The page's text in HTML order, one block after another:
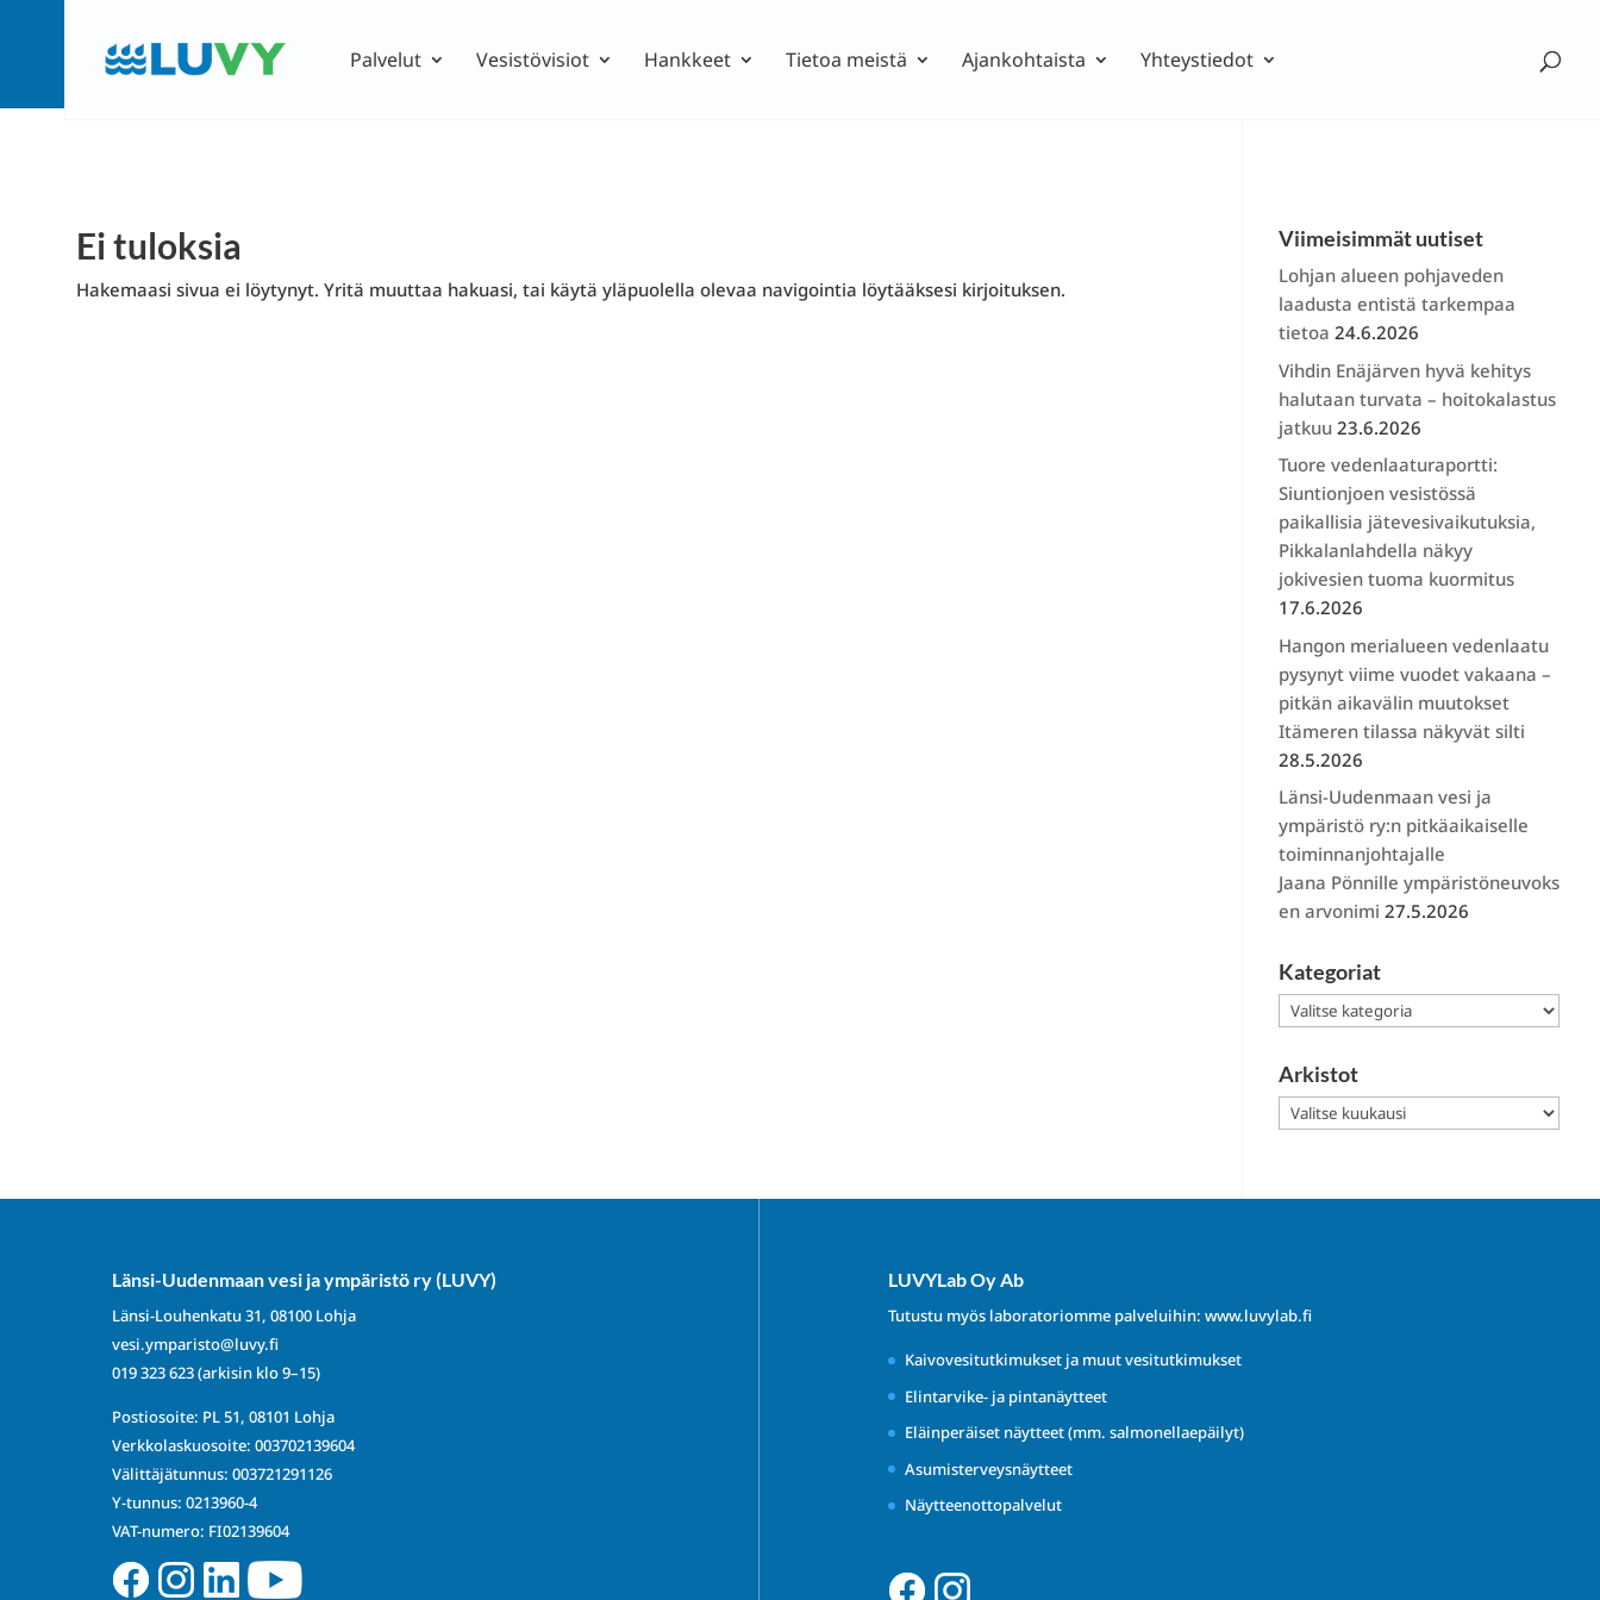
Palvelut Vesistövisiot Hankkeet Tietoa meistä Ajankohtaista Yhteystiedot
Ei tuloksia
Hakemaasi sivua ei löytynyt. Yritä muuttaa hakuasi, tai käytä yläpuolella olevaa navigointia löytääksesi kirjoituksen.
Viimeisimmät uutiset
Lohjan alueen pohjaveden
laadusta entistä tarkempaa
tietoa 24.6.2026
Vihdin Enäjärven hyvä kehitys
halutaan turvata – hoitokalastus
jatkuu 23.6.2026
Tuore vedenlaaturaportti:
Siuntionjoen vesistössä
paikallisia jätevesivaikutuksia,
Pikkalanlahdella näkyy
jokivesien tuoma kuormitus
17.6.2026
Hangon merialueen vedenlaatu
pysynyt viime vuodet vakaana –
pitkän aikavälin muutokset
Itämeren tilassa näkyvät silti
28.5.2026
Länsi-Uudenmaan vesi ja
ympäristö ry:n pitkäaikaiselle
toiminnanjohtajalle
Jaana Pönnille ympäristöneuvoks
en arvonimi 27.5.2026
Kategoriat
Kategoriat
Arkistot
Arkistot
Länsi-Uudenmaan vesi ja ympäristö ry (LUVY)
Länsi-Louhenkatu 31, 08100 Lohja
vesi.ymparisto@luvy.fi
019 323 623(arkisin klo 9–15)
Postiosoite: PL 51, 08101 Lohja
Verkkolaskuosoite: 003702139604
Välittäjätunnus: 003721291126
Y-tunnus: 0213960-4
VAT-numero: FI02139604
LUVYLab Oy Ab
Tutustu myös laboratoriomme palveluihin: www.luvylab.fi
Kaivovesitutkimukset ja muut vesitutkimukset
Elintarvike- ja pintanäytteet
Eläinperäiset näytteet (mm. salmonellaepäilyt)
Asumisterveysnäytteet
Näytteenottopalvelut